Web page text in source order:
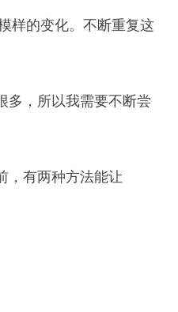
样的变化。不断重复这
多，所以我需要不断尝
，有两种方法能让